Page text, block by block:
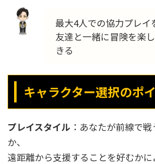
最大4人での協力プレイ
友達と一緒に冒険を楽
きる
キャラクター選択のポ
プレイスタイル ：あなたが前線で
か、
遠距離から支援することを好むかに